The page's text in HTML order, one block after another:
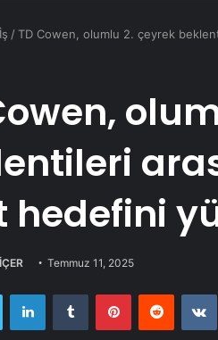
İş /TD Cowen, olumlu 2. çeyrek
hedefini
Temmuz 11, 2025
Twitter LinkedInTumblr PinterestReddit